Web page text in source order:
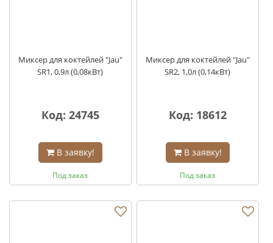
Миксер для коктейлей "Jau"
SR1, 0,9л (0,08кВт)
Код: 24745
В заявку!
Под заказ
Миксер для коктейлей "Jau"
SR2, 1,0л (0,14кВт)
Код: 18612
В заявку!
Под заказ